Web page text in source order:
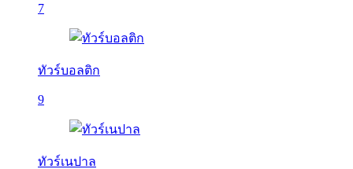
7
ทัวร์บอลติก
9
ทัวร์เนปาล